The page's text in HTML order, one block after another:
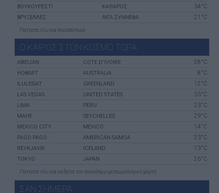
ΒΟΥΚΟΥΡΈΣΤΙ ΚΑΘΑΡΟΣ 34°C
ΒΡΥΞΈΛΛΕΣ ΛΙΓΑ ΣΥΝΝΕΦΑ 21°C
Πατήστε εδώγια περισσότερα
Ο ΚΑΙΡΟΣ ΣΤΟΝ ΚΟΣΜΟ ΤΩΡΑ
ABIDJAN COTE D'IVOIRE 28°C
HOBART AUSTRALIA 8°C
ILULISSAT GREENLAND 12°C
LAS VEGAS UNITED STATES 33°C
LIMA PERU 23°C
MAHE SEYCHELLES 29°C
MEXICO CITY MEXICO 14°C
PAGO PAGO AMERICAN SAMOA 23°C
REYKJAVIK ICELAND 13°C
TOKYO JAPAN 26°C
Πατήστε εδώγια να δείτε τον παγκόσμιο μετεωρολογικό χάρτη
ΣΑΝ ΣHΜΕΡΑ